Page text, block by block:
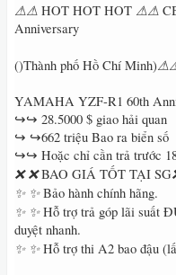
⚠⚠ HOT HOT HOT ⚠⚠
Anniversary
()Thành phố Hồ Chí Minh)
YAMAHA YZF-R1 60th
↪↪ 28.5000 $ giao hải quan
↪ ↪662 triệu Bao ra biển số
↪↪ Hoặc chỉ cần trả trước
❌ ❌BAO GIÁ TỐT TẠI SG
✨ ✨Bảo hành chính hãng.
✨ ✨Hỗ trợ trả góp lãi suất
duyệt nhanh.
✨ ✨Hỗ trợ thi A2 bao đậu